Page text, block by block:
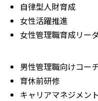
自律型人財育成
女性活躍推進
女性管理職育成リー
男性管理職向けコー
育休前研修
キャリアマネジメント